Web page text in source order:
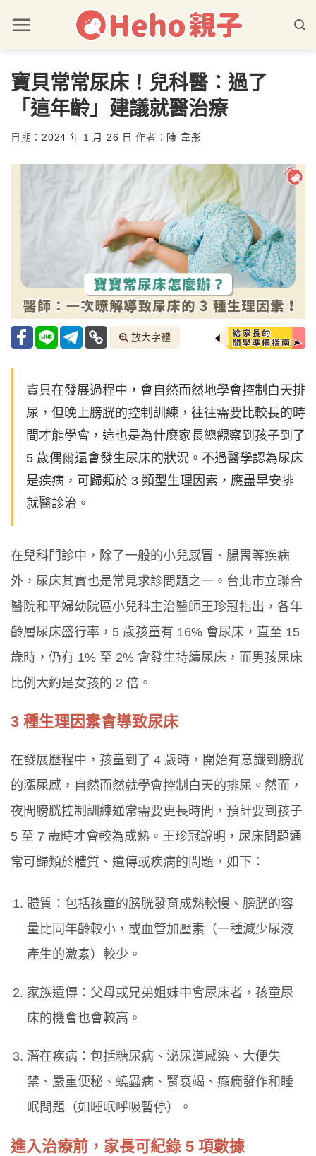
寶貝常常尿床！兒科醫：過了
「這年齡」建議就醫治療
日期： 2024 年 1 月 26 日 作者： 陳 韋彤
放大字體
寶貝在發展過程中，會自然而然地學會控制白天排
尿，但晚上膀胱的控制訓練，往往需要比較長的時
間才能學會，這也是為什麼家長總觀察到孩子到了
5 歲偶爾還會發生尿床的狀況。不過醫學認為尿床
是疾病，可歸類於 3 類型生理因素，應盡早安排
就醫診治。
在兒科門診中，除了一般的小兒感冒、腸胃等疾病
外，尿床其實也是常見求診問題之一。台北市立聯合
醫院和平婦幼院區小兒科主治醫師王珍冠指出，各年
齡層尿床盛行率，5 歲孩童有 16% 會尿床，直至 15
歲時，仍有 1% 至 2% 會發生持續尿床，而男孩尿床
比例大約是女孩的 2 倍。
3 種生理因素會導致尿床
在發展歷程中，孩童到了 4 歲時，開始有意識到膀胱
的漲尿感，自然而然就學會控制白天的排尿。然而，
夜間膀胱控制訓練通常需要更長時間，預計要到孩子
5 至 7 歲時才會較為成熟。王珍冠說明，尿床問題通
常可歸類於體質、遺傳或疾病的問題，如下：
體質：包括孩童的膀胱發育成熟較慢、膀胱的容
量比同年齡較小，或血管加壓素（一種減少尿液
產生的激素）較少。
家族遺傳：父母或兄弟姐妹中會尿床者，孩童尿
床的機會也會較高。
潛在疾病：包括糖尿病、泌尿道感染、大便失
禁、嚴重便秘、蟯蟲病、腎衰竭、癲癇發作和睡
眠問題（如睡眠呼吸暫停）。
進入治療前，家長可紀錄 5 項數據